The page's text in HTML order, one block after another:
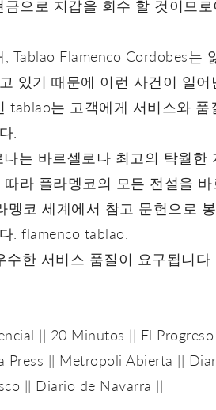
으로 지갑을 회수 할 것이므
Flamenco Cordobes는
있기 때문에 이런 사건이 일
tablao는 고객에게 서비스와 품
.
는 바르셀로나 최고의 탁월한
라 플라멩코의 모든 전설을
코 세계에서 참고 문헌으로
. flamenco tablao.
한 서비스 품질이 요구됩니다.
|| 20 Minutos || El Progreso
Press || Metropoli Abierta ||
|| Diario de Navarra ||